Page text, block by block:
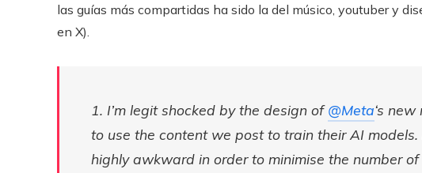
las guías más compartidas ha sido la del músico, youtuber y
en X).
1. I’m legit shocked by the design of@Meta‘s
to use the content we post to train their AI
highly awkward in order to minimise the number